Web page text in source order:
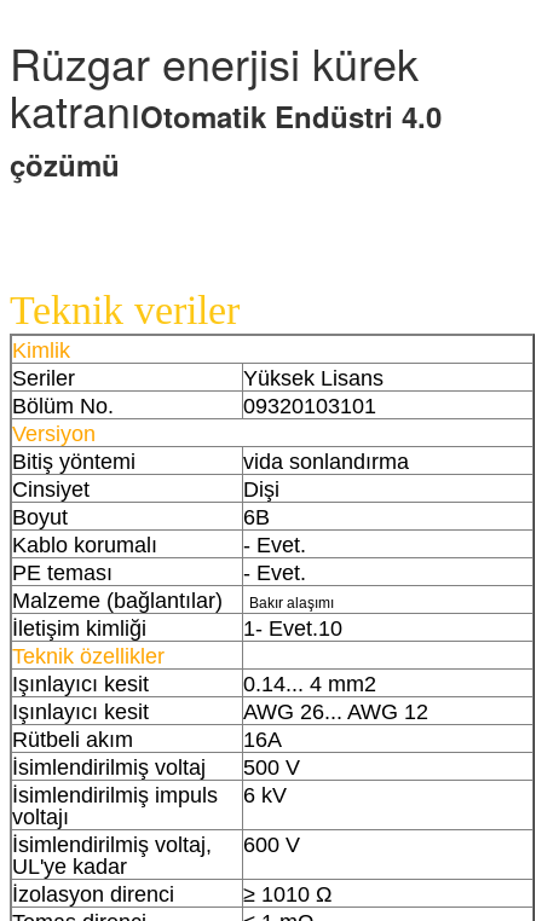
Rüzgar enerjisi kürek
katranıOtomatik Endüstri 4.0
çözümü
Teknik veriler
Kimlik
Seriler
Yüksek Lisans
Bölüm No.
09320103101
Versiyon
Bitiş yöntemi
vida sonlandırma
Cinsiyet
Dişi
Boyut
6B
Kablo korumalı
- Evet.
PE teması
- Evet.
Malzeme (bağlantılar)
Bakır alaşımı
İletişim kimliği
1- Evet.10
Teknik özellikler
Işınlayıcı kesit
0.14... 4 mm2
Işınlayıcı kesit
AWG 26... AWG 12
Rütbeli akım
16A
İsimlendirilmiş voltaj
500 V
İsimlendirilmiş impuls
voltajı
6 kV
İsimlendirilmiş voltaj,
UL'ye kadar
600 V
İzolasyon direnci
≥ 1010 Ω